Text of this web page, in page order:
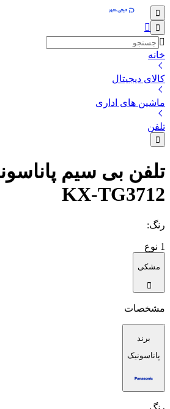
خانه
کالای دیجیتال
ماشین های اداری
تلفن
تلفن بی سیم
KX-TG3712
رنگ:
1 نوع
مشکی
مشخصات
برند
پاناسونیک